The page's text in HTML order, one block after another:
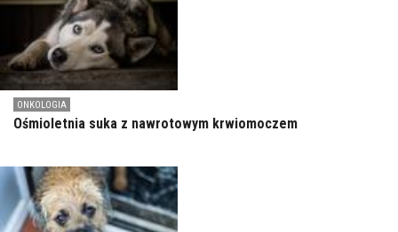
ONKOLOGIA
Ośmioletnia suka z nawrotowym krwiomoczem